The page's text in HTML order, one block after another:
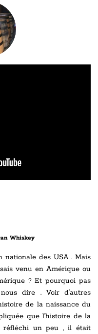
Whiskey
nationale des USA . Mais
venu en Amérique ou
? Et pourquoi pas
dire . Voir d'autres
de la naissance du
que l'histoire de la
réfléchi un peu , il était